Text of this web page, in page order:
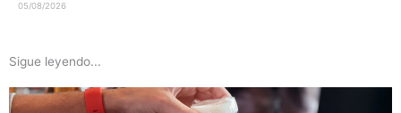
05/08/2026
Sigue leyendo...